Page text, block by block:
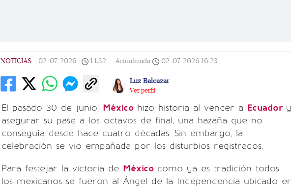
NOTICIAS 02/07/2026 14:32 Actualizada 02/07/2026 16:23
Luz Balcazar
Ver perfil
El pasado 30 de junio, México hizo historia al vencer a Ecuador y
asegurar su pase a los octavos de final, una hazaña que no
conseguía desde hace cuatro décadas. Sin embargo, la
celebración se vio empañada por los disturbios registrados.
Para festejar la victoria de México como ya es tradición todos
los mexicanos se fueron al Ángel de la Independencia ubicado